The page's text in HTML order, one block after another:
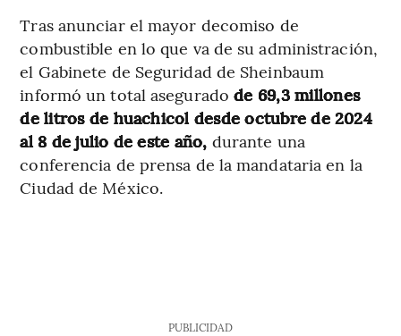
Tras anunciar el mayor decomiso de
combustible en lo que va de su administración,
el Gabinete de Seguridad de Sheinbaum
informó un total asegurado de 69,3 millones
de litros de huachicol desde octubre de 2024
al 8 de julio de este año, durante una
conferencia de prensa de la mandataria en la
Ciudad de México.
PUBLICIDAD